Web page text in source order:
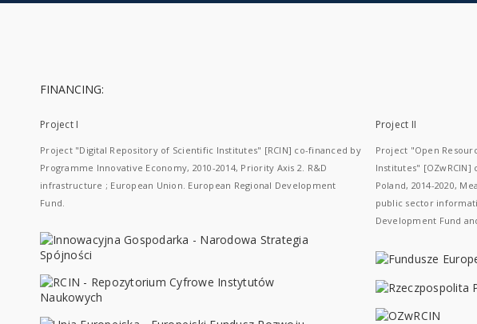
FINANCING:
Project I
Project "Digital Repository of Scientific Institutes" [RCIN] co-financed by
Programme Innovative Economy, 2010-2014, Priority Axis 2. R&D
infrastructure ; European Union. European Regional Development
Fund.
Project II
Project "Open
Institutes"
Poland, 2014-2020,
public sector
Development Fund